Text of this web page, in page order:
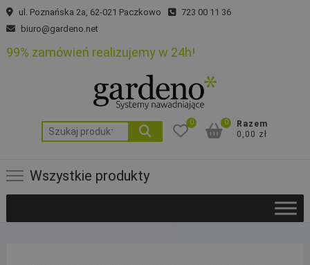
Skip
to
ul. Poznańska 2a, 62-021 Paczkowo
723 00 11 36
biuro@gardeno.net
99% zamówień realizujemy w 24h!
Szukaj:
0
Razem
0,00 zł
0
Wszystkie produkty